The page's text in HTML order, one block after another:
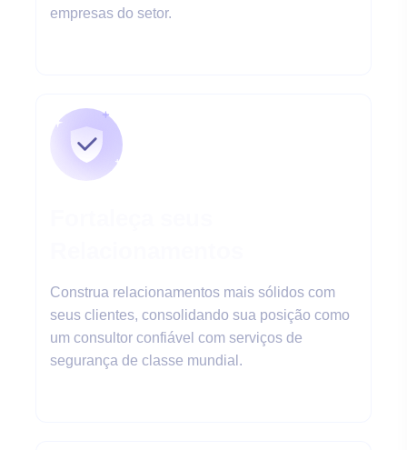
empresas do setor.
Construa relacionamentos mais sólidos com
seus clientes, consolidando sua posição como
um consultor confiável com serviços de
segurança de classe mundial.